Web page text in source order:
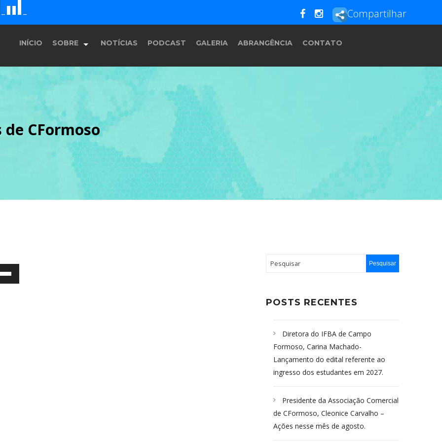
E F G Compartilhar
INÍCIO SOBRE
História
Equipe
Programação
NOTÍCIAS PODCAST GALERIA ABRANGÊNCIA CONTATO
CFormoso
POSTS RECENTES
Diretora do IFBA de Campo
Formoso, Carina Machado-
Lançamento do edital referente ao
ingresso dos estudantes em 2027.
Presidente da Associação Comercial
de CFormoso, Cleonice Carvalho –
Ações nesse mês de agosto.